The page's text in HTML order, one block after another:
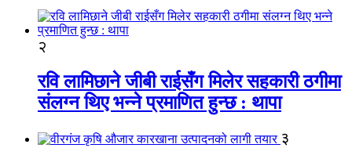
२
रवि लामिछाने जीबी राईसँग मिलेर सहकारी ठगीमा
संलग्न थिए भन्ने प्रमाणित हुन्छ : थापा
३